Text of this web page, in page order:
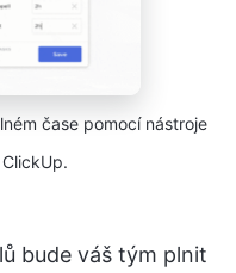
čase pomocí nástroje
bude váš tým plnit